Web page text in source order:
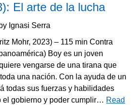
El arte de la lucha
by Ignasi Serra
Mohr, 2023) – 115 min Contra
Boy es un joven
vengarse de una tirana que
una nación. Con la ayuda de un
todas sus fuerzas y habilidades
el gobierno y poder cumplir… Read